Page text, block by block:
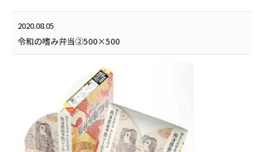
2020.08.05
令和の嗜み弁当②500×500